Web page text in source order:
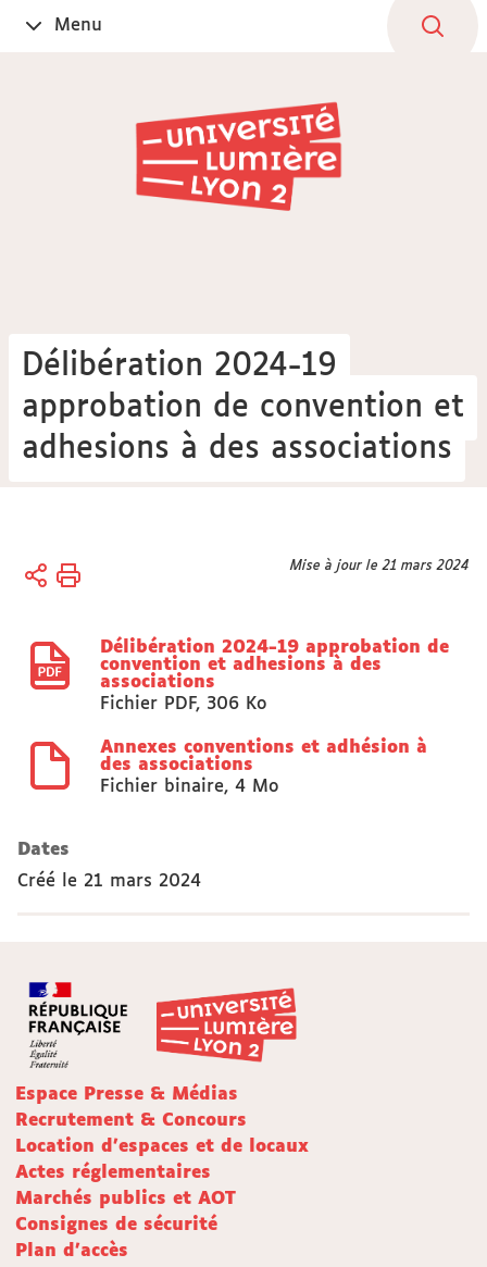
OuvrirMenu
Délibération 2024-19
approbation de convention et
adhesions à des associations
Vous
Accueil
Mise à jour le 21 mars 2024
Délibération 2024-19 approbation de
convention et adhesions à des
associations
Fichier PDF, 306 Ko
Annexes conventions et adhésion à
des associations
Fichier binaire, 4 Mo
Dates
Créé le 21 mars 2024
Espace Presse & Médias
Recrutement & Concours
Location d'espaces et de locaux
Actes réglementaires
Marchés publics et AOT
Consignes de sécurité
Plan d'accès